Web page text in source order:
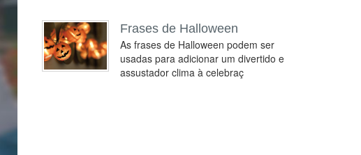
Frases de Halloween
As frases de Halloween podem ser
usadas para adicionar um divertido e
assustador clima à celebraç